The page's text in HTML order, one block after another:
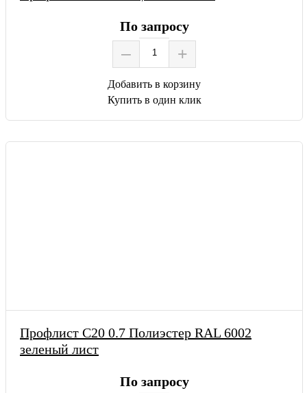
По запросу
– +
Добавить в корзину
Купить в один клик
Профлист С20 0.7 Полиэстер RAL 6002
зеленый лист
По запросу